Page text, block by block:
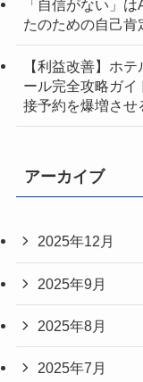
「自信がない」
たのための自己肯
【利益改善】ホ
ール完全攻略ガイ
接予約を爆増させ
アーカイブ
2025年12月
2025年9月
2025年8月
2025年7月